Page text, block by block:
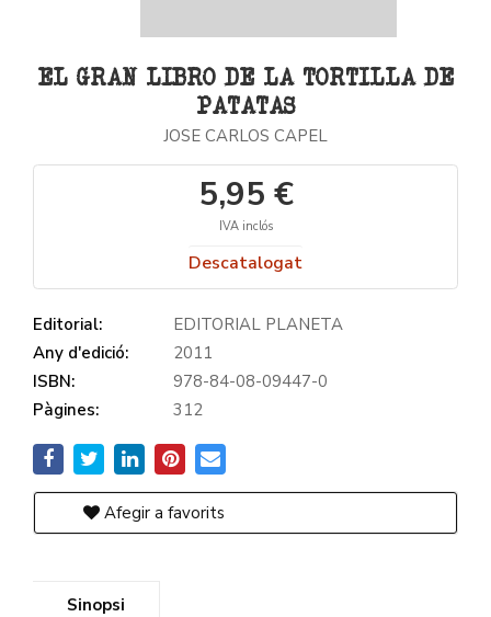
EL GRAN LIBRO DE LA TORTILLA DE
PATATAS
JOSE CARLOS CAPEL
5,95 €
IVA inclós
Descatalogat
Editorial:
EDITORIAL PLANETA
Any d'edició:
2011
ISBN:
978-84-08-09447-0
Pàgines:
312
Afegir a favorits
Sinopsi